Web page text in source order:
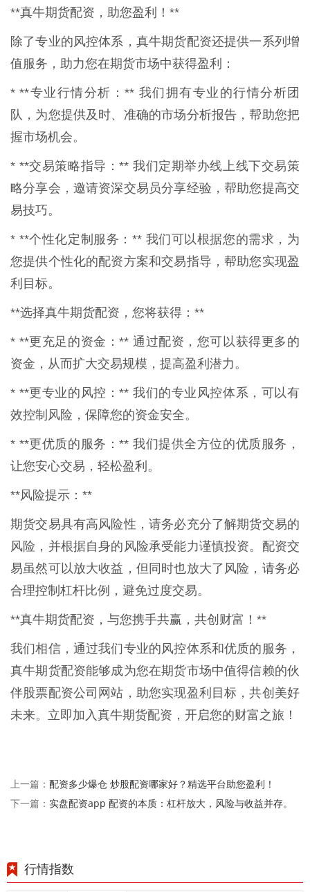
**真牛期货配资，助您盈利！**
除了专业的风控体系，真牛期货配资还提供一系列增
值服务，助力您在期货市场中获得盈利：
* **专业行情分析：** 我们拥有专业的行情分析团
队，为您提供及时、准确的市场分析报告，帮助您把
握市场机会。
* **交易策略指导：** 我们定期举办线上线下交易策
略分享会，邀请资深交易员分享经验，帮助您提高交
易技巧。
* **个性化定制服务：** 我们可以根据您的需求，为
您提供个性化的配资方案和交易指导，帮助您实现盈
利目标。
**选择真牛期货配资，您将获得：**
* **更充足的资金：** 通过配资，您可以获得更多的
资金，从而扩大交易规模，提高盈利潜力。
* **更专业的风控：** 我们的专业风控体系，可以有
效控制风险，保障您的资金安全。
* **更优质的服务：** 我们提供全方位的优质服务，
让您安心交易，轻松盈利。
**风险提示：**
期货交易具有高风险性，请务必充分了解期货交易的
风险，并根据自身的风险承受能力谨慎投资。配资交
易虽然可以放大收益，但同时也放大了风险，请务必
合理控制杠杆比例，避免过度交易。
**真牛期货配资，与您携手共赢，共创财富！**
我们相信，通过我们专业的风控体系和优质的服务，
真牛期货配资能够成为您在期货市场中值得信赖的伙
伴股票配资公司网站，助您实现盈利目标，共创美好
未来。立即加入真牛期货配资，开启您的财富之旅！
上一篇： 配资多少爆仓 炒股配资哪家好？精选平台助您盈利！
下一篇： 实盘配资app 配资的本质：杠杆放大，风险与收益并存。
行情指数